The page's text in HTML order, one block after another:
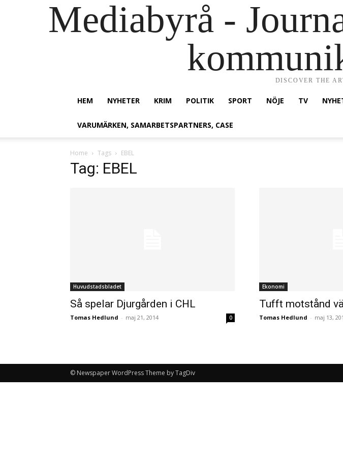
Mediabyrå -
DISCOVER THE
HEM NYHETER KRIM POLITIK SPORT NÖJE TV
VARUMÄRKEN, SAMARBETSPARTNERS, CASE
Home Tags EBEL
Tag: EBEL
Huvudstadsbladet
Så spelar Djurgården i CHL
Tomas Hedlund - maj 21, 2014 0
Ekonomi
Tufft motstånd
Tomas Hedlund - maj 13,
© Newspaper WordPress Theme by TagDiv